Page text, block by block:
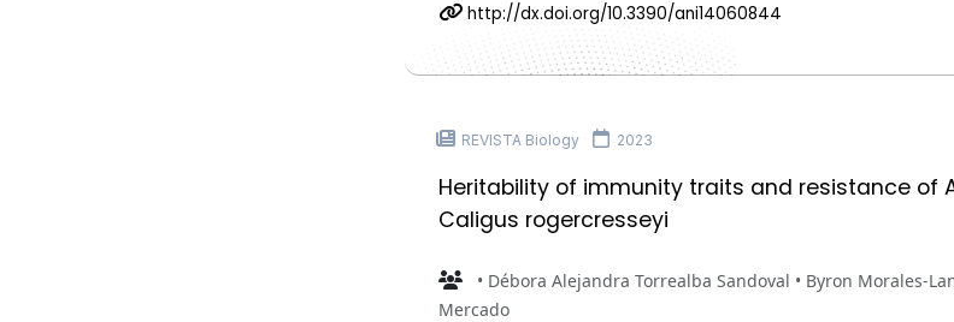
http://dx.doi.org/10.3390/ani14060844
REVISTA Biology 2023
Heritability of immunity traits and resistance of
Caligus rogercresseyi
• Débora Alejandra Torrealba Sandoval • Byron Morales-
Mercado